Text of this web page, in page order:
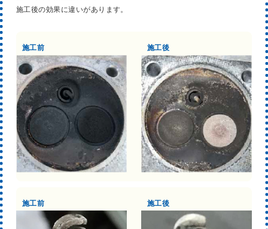
施工後の効果に違いがあります。
施工前 施工後
施工前 施工後